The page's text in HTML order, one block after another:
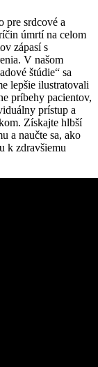
pre srdcové a
úmrtí na celom
zápasí s
V našom
štúdie“ sa
lepšie ilustratovali
príbehy pacientov,
prístup a
Získajte hlbší
a naučte sa, ako
k zdravšiemu